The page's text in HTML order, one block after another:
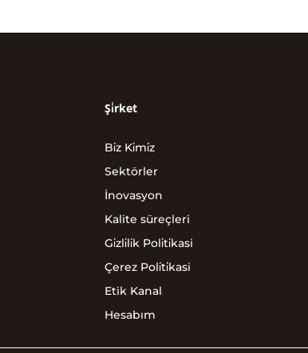
Şi̇rket
Bi̇z Ki̇mi̇z
Sektörler
İnovasyon
Kalite süreçleri
Gi̇zli̇li̇k Poli̇ti̇kasi
Çerez Poli̇ti̇kasi
Etik Kanal
Hesabım